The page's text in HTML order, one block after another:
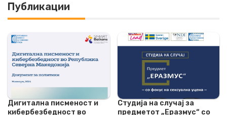
Публикации
Дигитална писменост и
кибербезбедност во
Студија на случај за
предметот „Еразмус“ со